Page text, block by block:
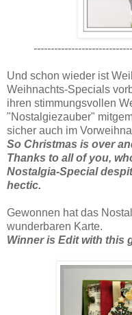
Und schon wieder ist
Weihnachts-Specials
ihren stimmungsvollen
"Nostalgiezauber"
sicher auch im
So Christmas is over
Thanks to all of you,
Nostalgia-Special
hectic.
Gewonnen hat das
wunderbaren Karte.
Winner is Edit with this